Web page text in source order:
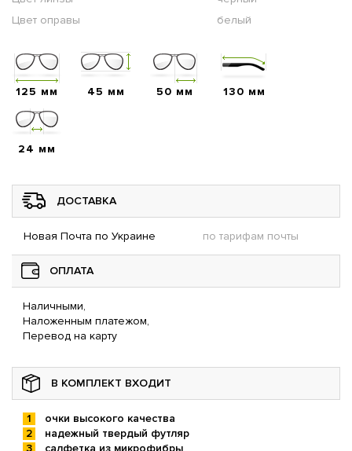
Цвет оправы
белый
125 мм 45 мм 50 мм 130 мм
24 мм
ДОСТАВКА
Новая Почта по Украине по тарифам почты
ОПЛАТА
Наличными,
Наложенным платежом,
Перевод на карту
В КОМПЛЕКТ ВХОДИТ
очки высокого качества
надежный твердый футляр
салфетка из микрофибры